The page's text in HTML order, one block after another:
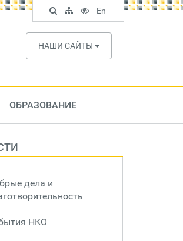
НАШИ САЙТЫ
ОБРАЗОВАНИЕ
дела и
НКО
Поиск
по
сайту
Карта
сайта
Версия
для
слабовидящих
En
English